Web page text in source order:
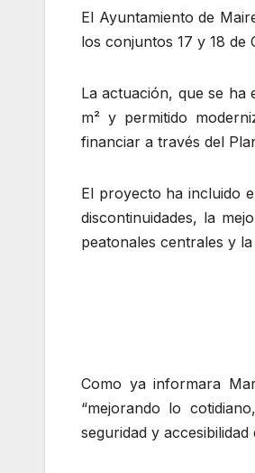
El Ayuntamiento de
los conjuntos 17 y 18 de
La actuación, que se
m² y permitido
financiar a través del
El proyecto ha incluido
discontinuidades, la
peatonales centrales y
Como ya informara
“mejorando lo
seguridad y